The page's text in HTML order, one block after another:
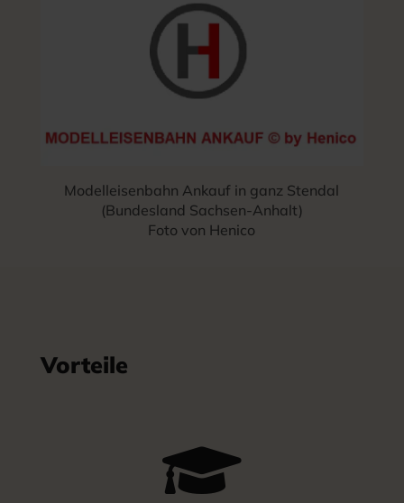
Modelleisenbahn Ankauf in ganz Stendal
(Bundesland Sachsen-Anhalt)
Foto von Henico
Vorteile
